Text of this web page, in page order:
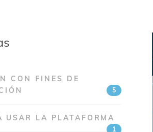
CON FINES DE
5
USAR LA PLATAFORMA
1
EVALUACIONES CON
CERTIFICACIÓN